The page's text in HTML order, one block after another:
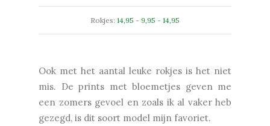
Rokjes: 14,95 - 9,95 - 14,95
Ook met het aantal leuke rokjes is het niet
mis. De prints met bloemetjes geven me
een zomers gevoel en zoals ik al vaker heb
gezegd, is dit soort model mijn favoriet.